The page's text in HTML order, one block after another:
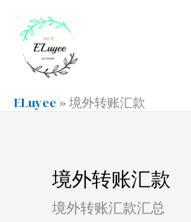
ELuyee » 境外转账汇款
境外转账汇款
境外转账汇款汇总
索